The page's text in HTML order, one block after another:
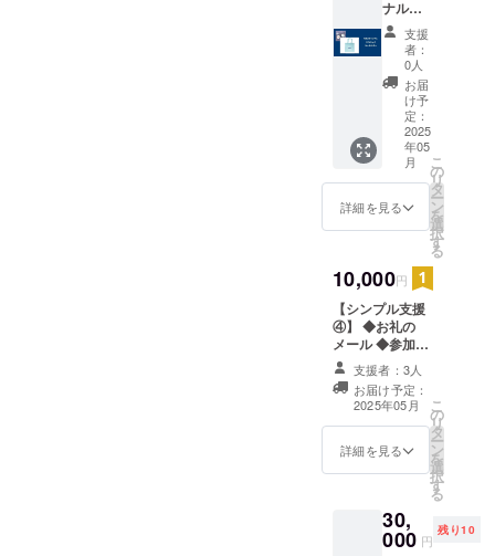
ナルエ
コバッ
ク・
キーホ
ル
ダー】
◆お礼
のメー
ル ◆参
加者の
感想等
を掲載
した報
（メー
ル） ◆
寄付金
領収書
◆YMC
Aオリジ
ナル
グッズ
（エコ
バッ
ク・
支援
者：
0人
お届
け予
定：
2025
年05
月
詳細を見る
こ
の
リ
タ
ー
ン
を
選
択
す
る
10,000円
【シンプル支援
④】 ◆お礼の
メール ◆参加者
の感想等を掲載
した報告書の送
付（メール） ◆
寄付金領収書 ※
このリターンは
寄付金領収書を
除き、1,000円の
支援者：3人
お届け予定：
2025年05月
詳細を見る
こ
の
リ
タ
ー
ン
を
選
択
す
る
30,
000 円
残り10